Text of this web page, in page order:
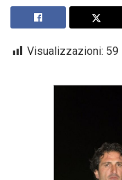
Visualizzazioni: 59